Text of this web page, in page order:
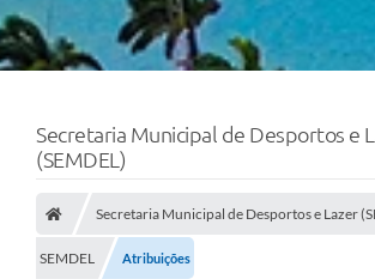
Secretaria Municipal de Desportos e
(SEMDEL)
Secretaria Municipal de Desportos e Lazer
SEMDEL Atribuições